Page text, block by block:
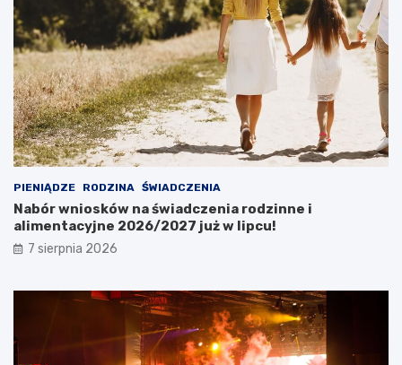
PIENIĄDZE RODZINA ŚWIADCZENIA
Nabór wniosków na świadczenia rodzinne i
alimentacyjne 2026/2027 już w lipcu!
7 sierpnia 2026